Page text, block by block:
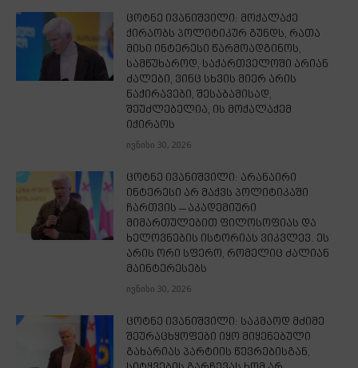
ცოტნე ივანიშვილი: მოქალაქე
ქირაობს პოლიტიკურ გუნდს, რათა
მისი ინტერესი წარმოადგინოს,
სამწუხაროდ, საქართველოში არიან
ძალები, ვინც სხვის მიერ არის
ნაქირავები, შესაბამისად,
შეუძლებელია, ის მოქალაქემ
იქირაოს
ივნისი 30, 2026
ცოტნე ივანიშვილი: არანაირი
ინტერესი არ მაქვს პოლიტიკაში
ჩართვის – აკადემიური
მიმართულებით ფილოსოფიას და
ხელოვნების ისტორიას ვიკვლევ. ეს
არის ორი სფერო, რომელიც ძალიან
მაინტერესებს
ივნისი 30, 2026
ცოტნე ივანიშვილი: საკმაოდ მძიმე
შეურაცხყოფები იყო მიყენებული
გახარიას პარტიის წევრებისგან,